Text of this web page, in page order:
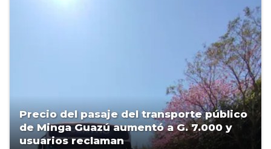
Precio del pasaje del transporte público
de Minga Guazú aumentó a G. 7.000 y
usuarios reclaman